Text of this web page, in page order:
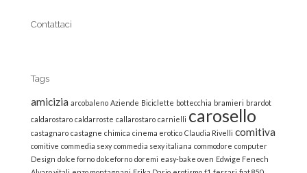
Contattaci
Tags
amicizia arcobaleno Aziende Biciclette bottecchia bramieri brardot
caldarostaro caldarroste callarostaro carnielli carosello
castagnaro castagne chimica cinema erotico Claudia Rivelli comitiva
comitive commedia sexy commedia sexy italiana commodore computer
Design dolce forno dolceforno doremi easy-bake oven Edwige Fenech